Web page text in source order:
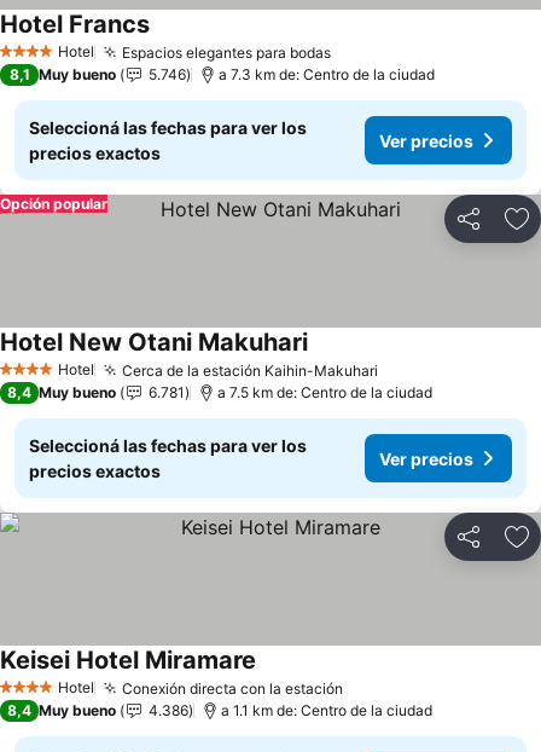
4 EstrellasHotel Espacios elegantes para bodas
Hotel Francs
8,1 Muy bueno 5.746 a 7.3 km de: Centro de la ciudad
Seleccioná las fechas para ver los
precios exactos
Ver precios
Compartir
Opción popular
4 EstrellasHotel Cerca de la estación Kaihin-Makuhari
Hotel New Otani Makuhari
8,4 Muy bueno 6.781 a 7.5 km de: Centro de la ciudad
Seleccioná las fechas para ver los
precios exactos
Ver precios
Compartir
4 EstrellasHotel Conexión directa con la estación
Keisei Hotel Miramare
8,4 Muy bueno 4.386 a 1.1 km de: Centro de la ciudad